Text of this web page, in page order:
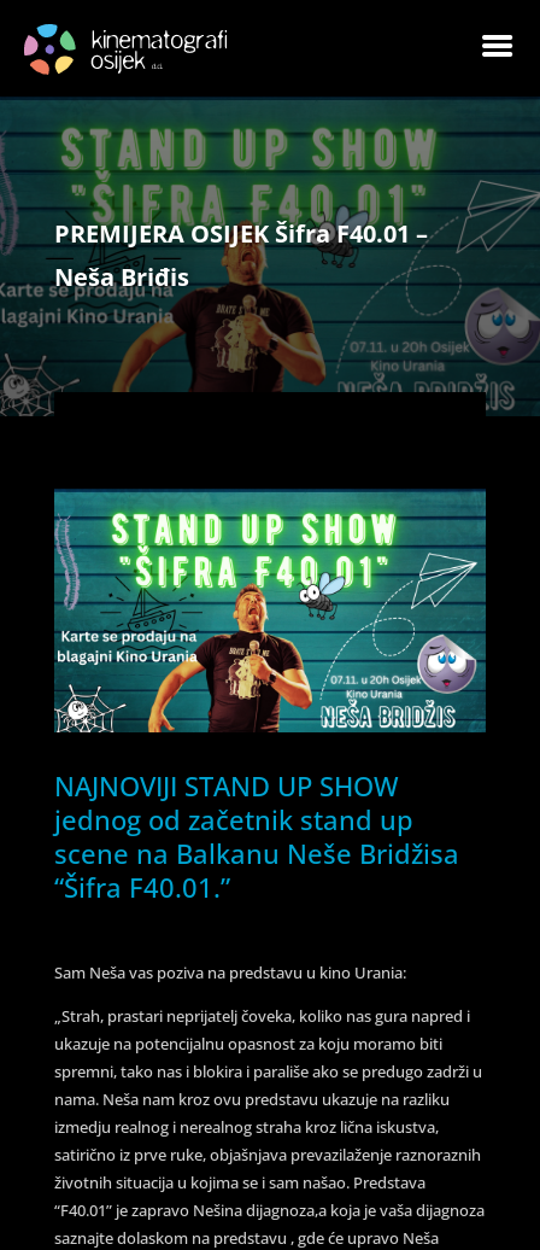
PREMIJERA OSIJEK Šifra F40.01 –
Neša Briđis
NAJNOVIJI STAND UP SHOW
jednog od začetnik stand up
scene na Balkanu Neše Bridžisa
“Šifra F40.01.”
Sam Neša vas poziva na predstavu u kino Urania:
„Strah, prastari neprijatelj čoveka, koliko nas gura napred i
ukazuje na potencijalnu opasnost za koju moramo biti
spremni, tako nas i blokira i parališe ako se predugo zadrži u
nama. Neša nam kroz ovu predstavu ukazuje na razliku
izmedju realnog i nerealnog straha kroz lična iskustva,
satirično iz prve ruke, objašnjava prevazilaženje raznoraznih
životnih situacija u kojima se i sam našao. Predstava
“F40.01” je zapravo Nešina dijagnoza,a koja je vaša dijagnoza
saznajte dolaskom na predstavu , gde će upravo Neša